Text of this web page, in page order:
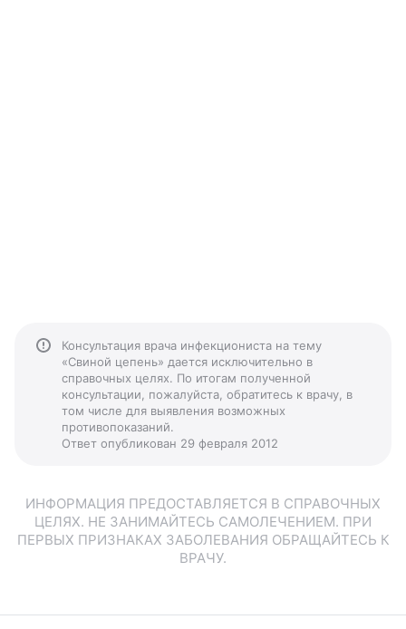
Консультация врача инфекциониста на тему
«Свиной цепень» дается исключительно в
справочных целях. По итогам полученной
консультации, пожалуйста, обратитесь к врачу, в
том числе для выявления возможных
противопоказаний.
Ответ опубликован 29 февраля 2012
ИНФОРМАЦИЯ ПРЕДОСТАВЛЯЕТСЯ В СПРАВОЧНЫХ
ЦЕЛЯХ. НЕ ЗАНИМАЙТЕСЬ САМОЛЕЧЕНИЕМ. ПРИ
ПЕРВЫХ ПРИЗНАКАХ ЗАБОЛЕВАНИЯ ОБРАЩАЙТЕСЬ К
ВРАЧУ.